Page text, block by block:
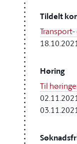
Tildelt
Høring
Til